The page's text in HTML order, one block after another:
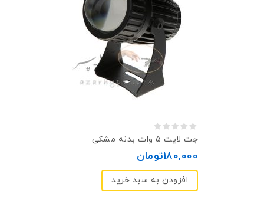
0
جت‌ لایت ۵ وات بدنه مشکی
180,000تومان
افزودن به سبد خرید